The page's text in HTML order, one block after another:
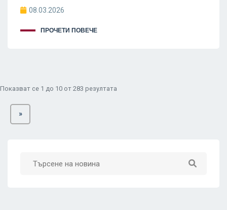
08.03.2026
ПРОЧЕТИ ПОВЕЧЕ
Показват се 1 до 10 от 283 резултата
»